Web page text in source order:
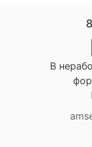
В